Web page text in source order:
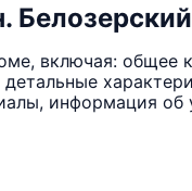
включая: общее
информация